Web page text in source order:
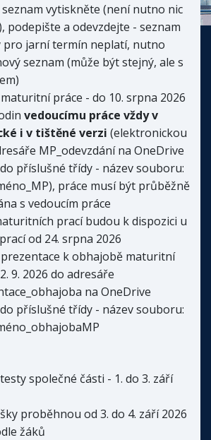
vytiskněte (není nutno nic
podepište a odevzdejte - seznam
pro jarní termín neplatí, nutno
seznam (může být stejný, ale s
práce - do 10. srpna 2026
vedoucímu práce vždy v
i v tištěné verzi (elektronickou
MP_odevzdání na OneDrive
příslušné třídy - název souboru:
práce musí být průběžně
s vedoucím práce
prací budou k dispozici u
od 24. srpna 2026
k obhajobě maturitní
9. 2026 do adresáře
na OneDrive
příslušné třídy - název souboru:
společné části - 1. do 3. září
proběhnou od 3. do 4. září 2026
žáků